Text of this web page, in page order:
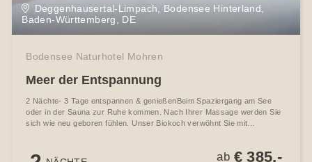
Deggenhausertal-Limpach, Bodensee Hinterland,
Baden-Württemberg, DE
Bodensee Naturhotel Mohren
Meer der Entspannung
2 Nächte- 3 Tage entspannen & genießenBeim Spaziergang am See
oder in der Sauna zur Ruhe kommen. Nach Ihrer Massage werden Sie
sich wie neu geboren fühlen. Unser Biokoch verwöhnt Sie mit
ab € 385,-